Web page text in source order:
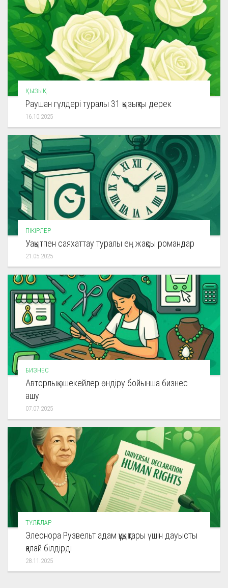
ҚЫЗЫҚ
Раушан гүлдері туралы 31 қызықты дерек
16.10.2025
ПІКІРЛЕР
Уақытпен саяхаттау туралы ең жақсы романдар
21.05.2025
БИЗНЕС
Авторлық әшекейлер өндіру бойынша бизнес
ашу
07.07.2025
ТҰЛҒАЛАР
Элеонора Рузвельт адам құқықтары үшін дауысты
қалай білдірді
28.11.2025